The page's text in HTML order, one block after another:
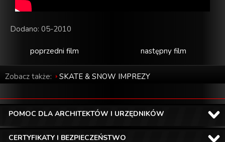
Dodano: 05-2010
następny film
poprzedni film
Zobacz także: SKATE & SNOW IMPREZY
POMOC DLA ARCHITEKTÓW I URZĘDNIKÓW
CERTYFIKATY I BEZPIECZEŃSTWO